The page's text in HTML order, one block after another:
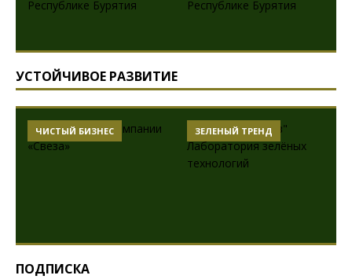
УСТОЙЧИВОЕ РАЗВИТИЕ
ЧИСТЫЙ БИЗНЕС ЗЕЛЕНЫЙ ТРЕНД
ПОДПИСКА